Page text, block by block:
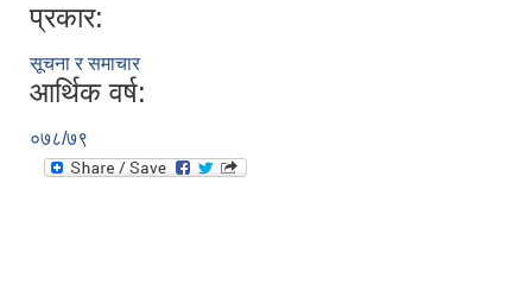
प्रकार:
सूचना र समाचार
आर्थिक वर्ष:
०७८/७९